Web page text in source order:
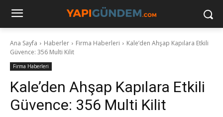
Ana Sayfa Haberler Firma Haberleri
Kale’den Ahşap Kapılara Etkili
Güvence: 356 Multi Kilit
Firma Haberleri
Kale’den Ahşap Kapılara Etkili
Güvence: 356 Multi Kilit